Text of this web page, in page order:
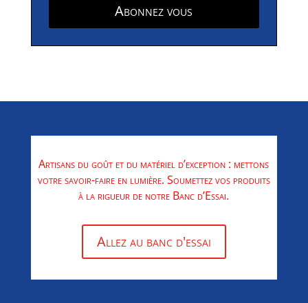
Abonnez vous
Artisans du goût et du matériel d’exception : mettons
votre savoir-faire en lumière. Soumettez vos produits
à la rigueur de notre Banc d’Essai.
Allez au banc d'essai